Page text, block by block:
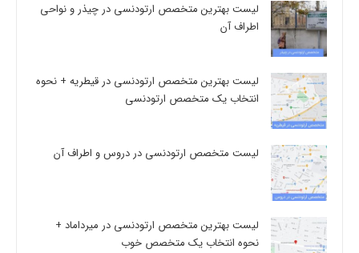
لیست بهترین متخصص ارتودنسی در چیذر و نواحی
اطراف آن
لیست بهترین متخصص ارتودنسی در قیطریه + نحوه
انتخاب یک متخصص ارتودنسی
لیست متخصص ارتودنسی در دروس و اطراف آن
لیست بهترین متخصص ارتودنسی در میرداماد +
نحوه انتخاب یک متخصص خوب